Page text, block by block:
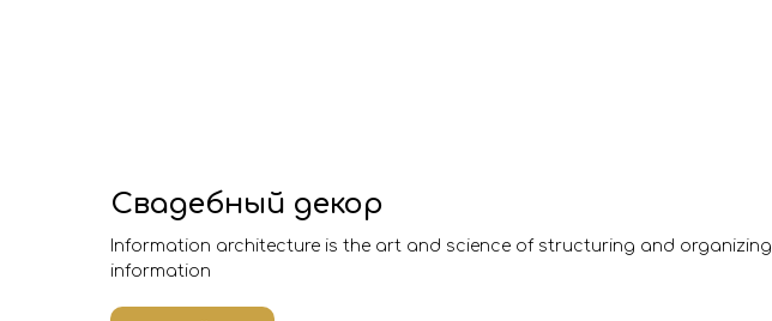
Свадебный декор
Information architecture is the art and science of structuring and organizing
information